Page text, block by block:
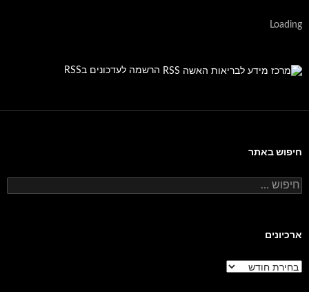
Loading
הרשמה לעדכונים בRSS
חיפוש באתר
חיפוש:
ארכיונים
ארכיונים